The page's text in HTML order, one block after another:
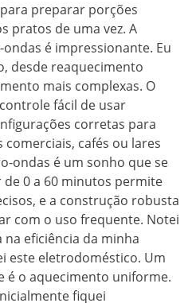
preparar porções
pratos de uma vez. A
é impressionante. Eu
desde reaquecimento
mais complexas. O
fácil de usar
corretas para
comerciais, cafés ou lares
ondas é um sonho que se
0 a 60 minutos permite
e a construção robusta
com o uso frequente. Notei
eficiência da minha
este eletrodoméstico. Um
é o aquecimento uniforme.
fiquei